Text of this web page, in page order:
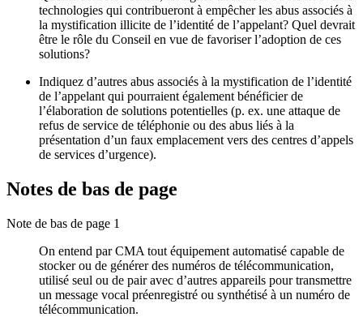
technologies qui contribueront à empêcher les abus associés à
la mystification illicite de l’identité de l’appelant? Quel devrait
être le rôle du Conseil en vue de favoriser l’adoption de ces
solutions?
Indiquez d’autres abus associés à la mystification de l’identité
de l’appelant qui pourraient également bénéficier de
l’élaboration de solutions potentielles (p. ex. une attaque de
refus de service de téléphonie ou des abus liés à la
présentation d’un faux emplacement vers des centres d’appels
de services d’urgence).
Notes de bas de page
Note de bas de page 1
On entend par CMA tout équipement automatisé capable de
stocker ou de générer des numéros de télécommunication,
utilisé seul ou de pair avec d’autres appareils pour transmettre
un message vocal préenregistré ou synthétisé à un numéro de
télécommunication.